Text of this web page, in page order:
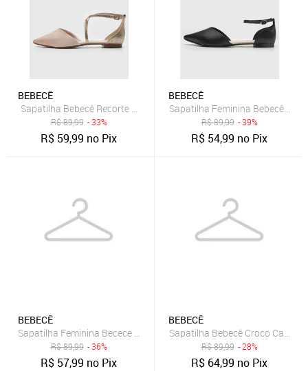
BEBECÊ
Sapatilha Bebecê Recorte Metalizado Off-White
R$89,99 - 33%
R$ 59,99 no Pix
BEBECÊ
Sapatilha Feminina Bebecê Bico
R$89,99 - 39%
R$ 54,99 no Pix
BEBECÊ
Sapatilha Feminina Becece Ponta Fina Preta
R$89,99 - 36%
R$ 57,99 no Pix
BEBECÊ
Sapatilha Bebecê Croco
R$89,99 - 28%
R$ 64,99 no Pix